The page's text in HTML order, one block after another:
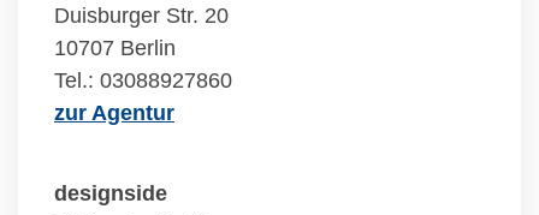
Duisburger Str. 20
10707 Berlin
Tel.: 03088927860
zur Agentur
designside